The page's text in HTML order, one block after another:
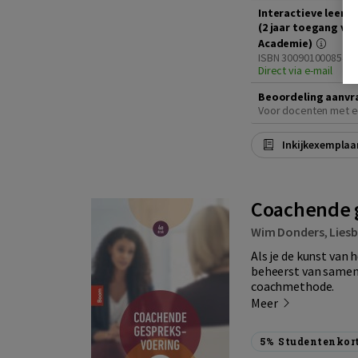
Interactieve
(2 jaar toegang via
Academie)
ISBN 3009010008546
Direct via e-mail
Beoordeling
Voor docenten met
Wim Donders,
Als je de kunst van
beheerst van
coachmethode.
Meer
5%